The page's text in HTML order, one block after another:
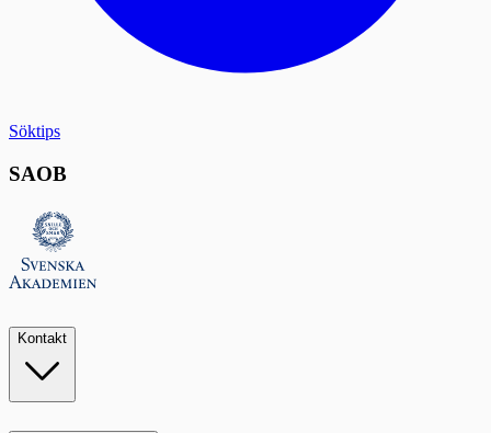
Söktips
SAOB
Kontakt